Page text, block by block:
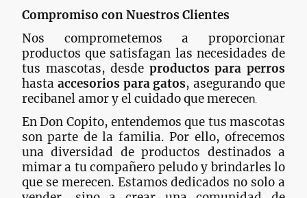
Compromiso con Nuestros Clientes
Nos comprometemos a proporcionar
productos que satisfagan las necesidades de
tus mascotas, desde productos para perros
hasta accesorios para gatos, asegurando que
recibanel amor y el cuidado que merecen.
En Don Copito, entendemos que tus mascotas
son parte de la familia. Por ello, ofrecemos
una diversidad de productos destinados a
mimar a tu compañero peludo y brindarles lo
que se merecen. Estamos dedicados no solo a